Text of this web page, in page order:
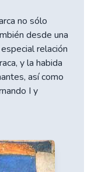
no sólo
desde una
relación
y la habida
así como
I y